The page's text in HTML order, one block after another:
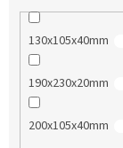
130x105x40mm
190x230x20mm
200x105x40mm